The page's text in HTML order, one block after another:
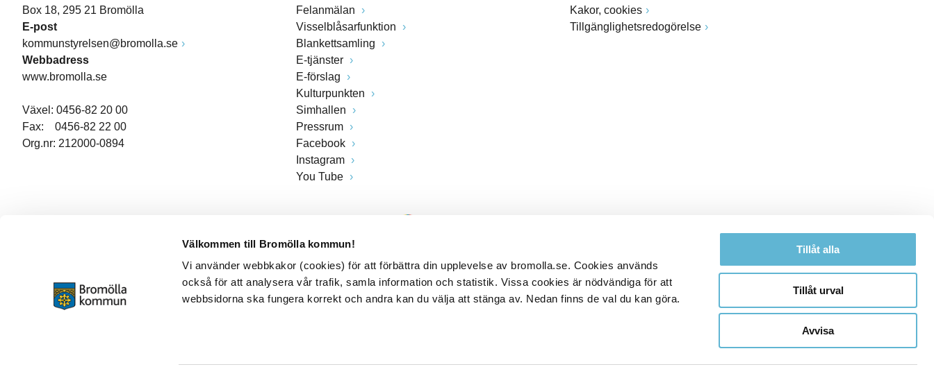
Välkommen till Bromölla kommun!
Vi använder webbkakor (cookies) för att förbättra din upplevelse av bromolla.se. Cookies används
också för att analysera vår trafik, samla information och statistik. Vissa cookies är nödvändiga för att
webbsidorna ska fungera korrekt och andra kan du välja att stänga av. Nedan finns de val du kan göra.
Tillåt alla
Tillåt urval
Avvisa
Box 18, 295 21 Bromölla
E-post
kommunstyrelsen@bromolla.se
Webbadress
www.bromolla.se
Växel: 0456-82 20 00
Fax: 0456-82 22 00
Org.nr: 212000-0894
Felanmälan
Visselblåsarfunktion
Blankettsamling
E-tjänster
E-förslag
Kulturpunkten
Simhallen
Pressrum
Facebook
Instagram
You Tube
Kakor, cookies
Tillgänglighetsredogörelse